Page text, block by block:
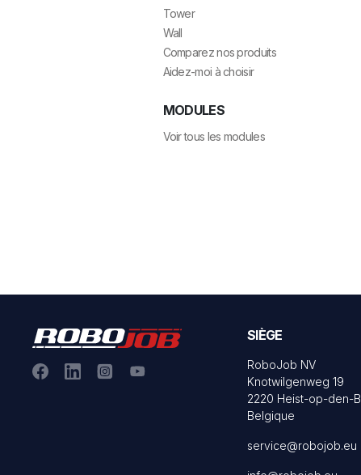
Tower
Wall
Comparez nos produits
Aidez-moi à choisir
MODULES
Voir tous les modules
SIÈGE
RoboJob NV
Knotwilgenweg 19
2220 Heist-op-den-
Belgique
service@robojob.eu